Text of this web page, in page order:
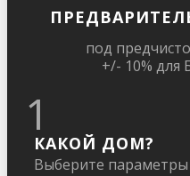
под
+/- 10% для
1
КАКОЙ ДОМ?
Выберите параметры